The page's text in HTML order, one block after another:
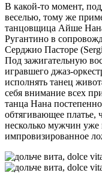
В какой-то момент,
веселью, тому же
танцовщица Айше
Ругантино в
Серджио Пасторе
Под зажигательную
игравшего джаз-
исполнять танец
себя внимание всех
танца Нана
обтягивающее платье,
несколько мужчин уже
импровизированное